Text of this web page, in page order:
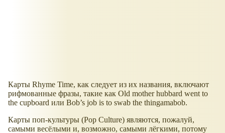
Карты Rhyme Time, как следует из их названия, включают
рифмованные фразы, такие как Old mother hubbard went to
the cupboard или Bob’s job is to swab the thingamabob.
Карты поп-культуры (Pop Culture) являются, пожалуй,
самыми весёлыми и, возможно, самыми лёгкими, потому